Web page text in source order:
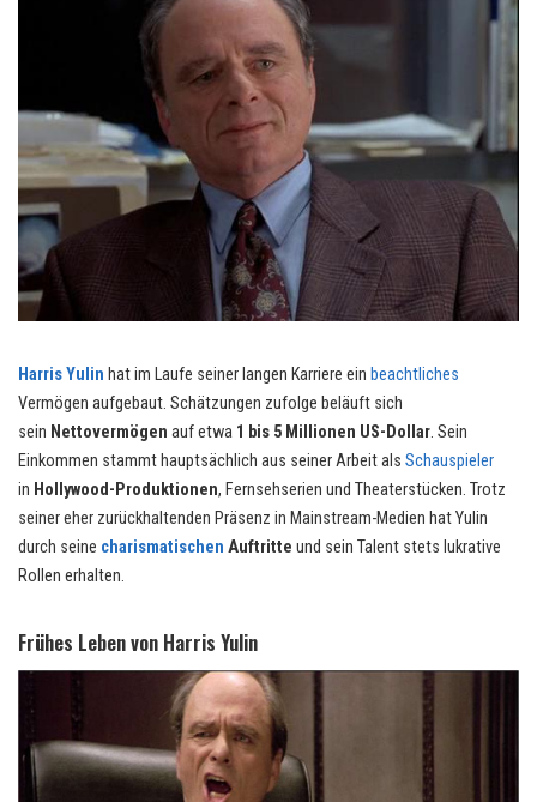
Harris Yulin hat im Laufe seiner langen Karriere ein beachtliches
Vermögen aufgebaut. Schätzungen zufolge beläuft sich
sein Nettovermögen auf etwa 1 bis 5 Millionen US-Dollar. Sein
Einkommen stammt hauptsächlich aus seiner Arbeit als Schauspieler
in Hollywood-Produktionen, Fernsehserien und Theaterstücken. Trotz
seiner eher zurückhaltenden Präsenz in Mainstream-Medien hat Yulin
durch seine charismatischen Auftritte und sein Talent stets lukrative
Rollen erhalten.
Frühes Leben von Harris Yulin